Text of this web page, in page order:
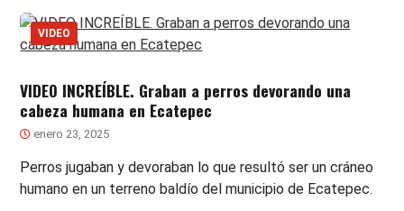
VIDEO
VIDEO INCREÍBLE. Graban a perros devorando una
cabeza humana en Ecatepec
enero 23, 2025
Perros jugaban y devoraban lo que resultó ser un cráneo
humano en un terreno baldío del municipio de Ecatepec.